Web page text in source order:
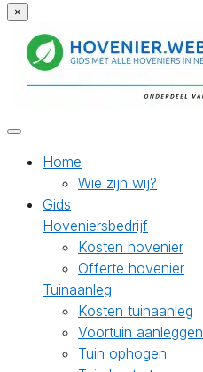
×
Home
Wie zijn wij?
Gids
Hoveniersbedrijf
Kosten hovenier
Offerte hovenier
Tuinaanleg
Kosten tuinaanleg
Voortuin aanleggen
Tuin ophogen